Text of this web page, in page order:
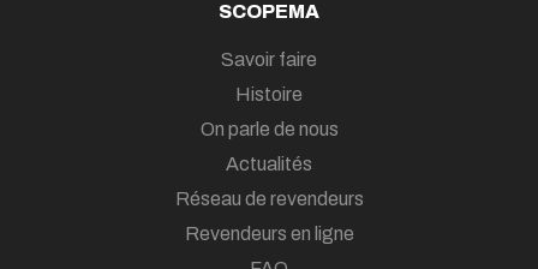
SCOPEMA
Savoir faire
Histoire
On parle de nous
Actualités
Réseau de revendeurs
Revendeurs en ligne